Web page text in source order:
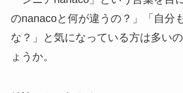
のnanacoと何が違うの？」「自分
な？」と気になっている方は多い
ょうか。